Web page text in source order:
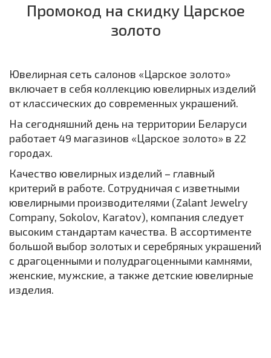
Промокод на скидку Царское
золото
Ювелирная сеть салонов «Царское золото»
включает в себя коллекцию ювелирных изделий
от классических до современных украшений.
На сегодняшний день на территории Беларуси
работает 49 магазинов «Царское золото» в 22
городах.
Качество ювелирных изделий – главный
критерий в работе. Сотрудничая с изветными
ювелирными производителями (Zalant Jewelry
Company, Sokolov, Karatov), компания следует
высоким стандартам качества. В ассортименте
большой выбор золотых и серебряных украшений
с драгоценными и полудрагоценными камнями,
женские, мужские, а также детские ювелирные
изделия.